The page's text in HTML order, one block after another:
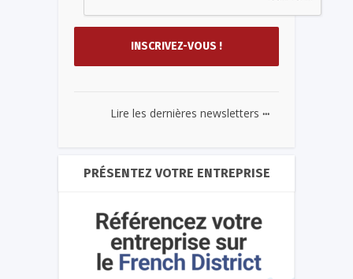
Lire les dernières newsletters ...
PRÉSENTEZ VOTRE ENTREPRISE